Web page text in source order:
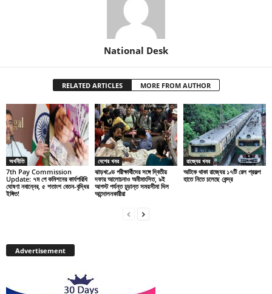
National Desk
RELATED ARTICLES MORE FROM AUTHOR
অর্থনীতি
7th Pay Commission
Update: ৭ম পে কমিশনের কার্যপরিধি
ঘোষণা নবান্নের, ৫ শতাংশ বেতন-বৃদ্ধির
ইঙ্গিত!
দেশের খবর
ঝাড়খণ্ডে পরীক্ষার্থীদের সঙ্গে দ্বিতীয়
দফার আলোচনাও অমীমাংসিত, ৯ই
আগস্ট পর্যন্ত চূড়ান্ত সময়সীমা দিল
আন্দোলনকারীরা
রাজ্যের খবর
আটকে থাকা রাজ্যের ১৭টি রেল প্রকল্প
হাতে নিতে চলেছে কেন্দ্র
Advertisement